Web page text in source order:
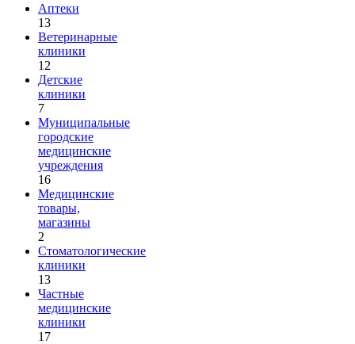
Аптеки
13
Ветеринарные
клиники
12
Детские
клиники
7
Муниципальные
городские
медицинские
учреждения
16
Медицинские
товары,
магазины
2
Стоматологические
клиники
13
Частные
медицинские
клиники
17